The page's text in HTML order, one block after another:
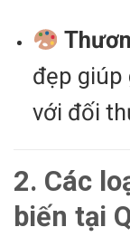
đẹp giúp
với đối
2. Các
biến tại